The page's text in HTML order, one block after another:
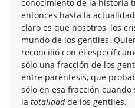
conocimiento de la historia
entonces hasta la
claro es que nosotros, los
mundo de los gentiles.
reconcilió con él
sólo una fracción de los
entre paréntesis, que
sólo en esa fracción cuando
la totalidadde los gentiles.